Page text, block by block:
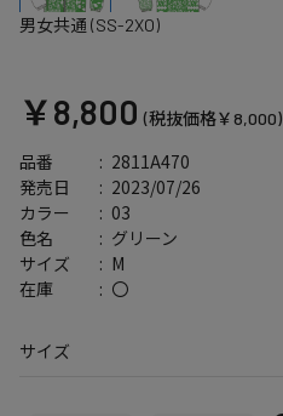
男女共通 (SS-2XO)
￥8,800 (税抜価格￥8,000)
品番 2811A470
発売日 2023/07/26
サイズ M
カラー 03
在庫 〇
色名 グリーン
サイズ